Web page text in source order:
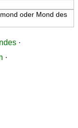
oder Mond des
·
·